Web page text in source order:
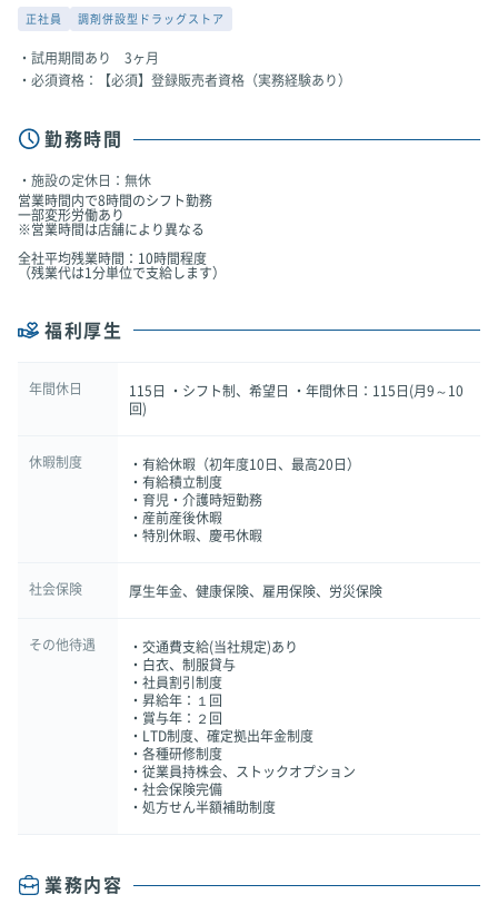
正社員 調剤併設型ドラッグストア
試用期間あり 3ヶ月
必須資格：【必須】登録販売者資格（実務経験あり）
勤務時間
施設の定休日：無休
営業時間内で8時間のシフト勤務
一部変形労働あり
※営業時間は店舗により異なる
全社平均残業時間：10時間程度
（残業代は1分単位で支給します）
福利厚生
年間休日
115日 ・シフト制、希望日 ・年間休日：115日(月9～10
回)
休暇制度
・有給休暇（初年度10日、最高20日）
・有給積立制度
・育児・介護時短勤務
・産前産後休暇
・特別休暇、慶弔休暇
社会保険 厚生年金、健康保険、雇用保険、労災保険
その他待遇
・交通費支給(当社規定)あり
・白衣、制服貸与
・社員割引制度
・昇給年：１回
・賞与年：２回
・LTD制度、確定拠出年金制度
・各種研修制度
・従業員持株会、ストックオプション
・社会保険完備
・処方せん半額補助制度
業務内容